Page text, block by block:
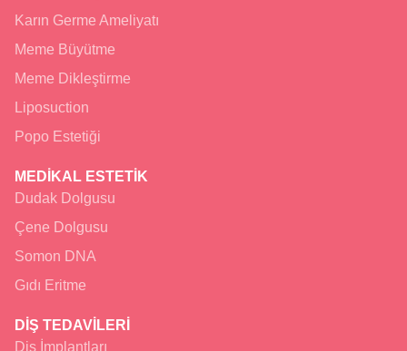
Karın Germe Ameliyatı
Meme Büyütme
Meme Dikleştirme
Liposuction
Popo Estetiği
MEDİKAL ESTETİK
Dudak Dolgusu
Çene Dolgusu
Somon DNA
Gıdı Eritme
DİŞ TEDAVİLERİ
Diş İmplantları